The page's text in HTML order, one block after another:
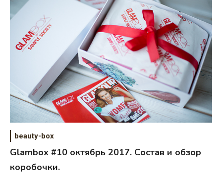
beauty-box
Glambox #10 октябрь 2017. Состав и обзор
коробочки.